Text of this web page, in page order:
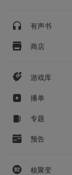
有声书
商店
游戏库
播单
专题
预告
核聚变